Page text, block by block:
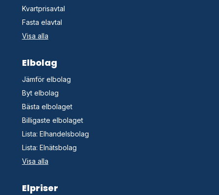
Kvartprisavtal
Fasta elavtal
Visa alla
Elbolag
Jämför elbolag
Byt elbolag
Bästa elbolaget
Billigaste elbolaget
Lista: Elhandelsbolag
Lista: Elnätsbolag
Visa alla
Elpriser